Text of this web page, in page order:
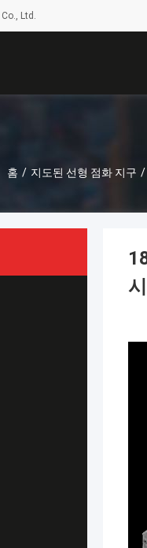
Ltd.
홈 / 지도된 선형 점화 지구 /